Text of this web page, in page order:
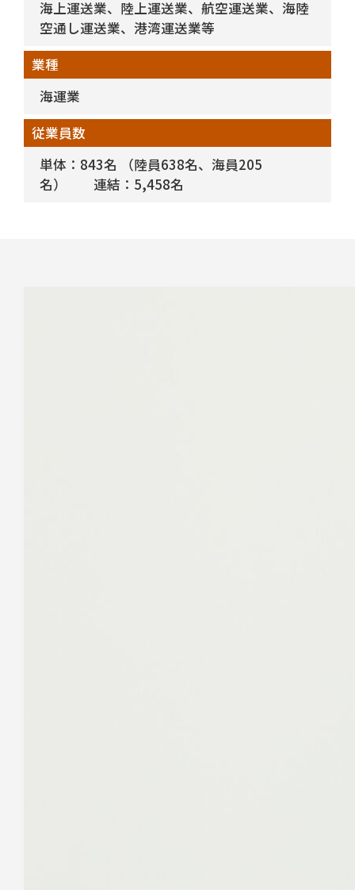
海上運送業、陸上運送業、航空運送業、海陸
空通し運送業、港湾運送業等
業種
海運業
従業員数
単体：843名 （陸員638名、海員205
名） 連結：5,458名